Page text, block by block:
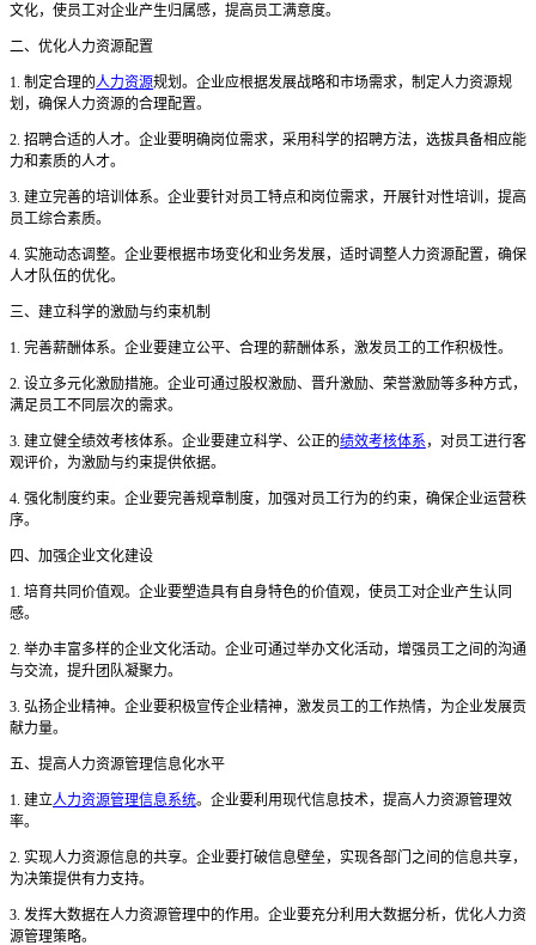
文化，使员工对企业产生归属感，提高员工满意度。
二、优化人力资源配置
1. 制定合理的人力资源规划。企业应根据发展战略和市场需求，制定人力资源规
划，确保人力资源的合理配置。
2. 招聘合适的人才。企业要明确岗位需求，采用科学的招聘方法，选拔具备相应能
力和素质的人才。
3. 建立完善的培训体系。企业要针对员工特点和岗位需求，开展针对性培训，提高
员工综合素质。
4. 实施动态调整。企业要根据市场变化和业务发展，适时调整人力资源配置，确保
人才队伍的优化。
三、建立科学的激励与约束机制
1. 完善薪酬体系。企业要建立公平、合理的薪酬体系，激发员工的工作积极性。
2. 设立多元化激励措施。企业可通过股权激励、晋升激励、荣誉激励等多种方式，
满足员工不同层次的需求。
3. 建立健全绩效考核体系。企业要建立科学、公正的绩效考核体系 ，对员工进行客
观评价，为激励与约束提供依据。
4. 强化制度约束。企业要完善规章制度，加强对员工行为的约束，确保企业运营秩
序。
四、加强企业文化建设
1. 培育共同价值观。企业要塑造具有自身特色的价值观，使员工对企业产生认同
感。
2. 举办丰富多样的企业文化活动。企业可通过举办文化活动，增强员工之间的沟通
与交流，提升团队凝聚力。
3. 弘扬企业精神。企业要积极宣传企业精神，激发员工的工作热情，为企业发展贡
献力量。
五、提高人力资源管理信息化水平
1. 建立人力资源管理信息系统。企业要利用现代信息技术，提高人力资源管理效
率。
2. 实现人力资源信息的共享。企业要打破信息壁垒，实现各部门之间的信息共享，
为决策提供有力支持。
3. 发挥大数据在人力资源管理中的作用。企业要充分利用大数据分析，优化人力资
源管理策略。